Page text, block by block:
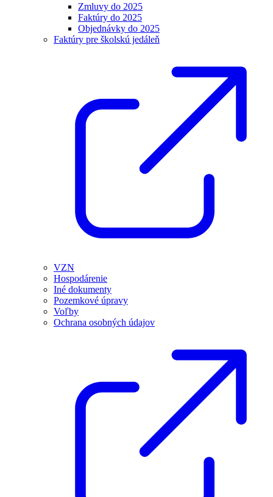
Zmluvy do 2025
Faktúry do 2025
Objednávky do 2025
Faktúry pre školskú jedáleň
VZN
Hospodárenie
Iné dokumenty
Pozemkové úpravy
Voľby
Ochrana osobných údajov